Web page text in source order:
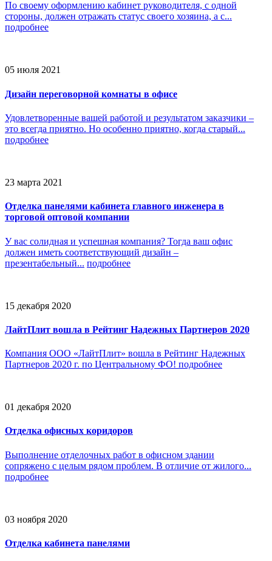
По своему оформлению кабинет руководителя, с одной
стороны, должен отражать статус своего хозяина, а с...
подробнее
05 июля 2021
Дизайн переговорной комнаты в офисе
Удовлетворенные вашей работой и результатом заказчики –
это всегда приятно. Но особенно приятно, когда старый...
подробнее
23 марта 2021
Отделка панелями кабинета главного инженера в
торговой оптовой компании
У вас солидная и успешная компания? Тогда ваш офис
должен иметь соответствующий дизайн –
презентабельный... подробнее
15 декабря 2020
ЛайтПлит вошла в Рейтинг Надежных Партнеров 2020
Компания ООО «ЛайтПлит» вошла в Рейтинг Надежных
Партнеров 2020 г. по Центральному ФО! подробнее
01 декабря 2020
Отделка офисных коридоров
Выполнение отделочных работ в офисном здании
сопряжено с целым рядом проблем. В отличие от жилого...
подробнее
03 ноября 2020
Отделка кабинета панелями